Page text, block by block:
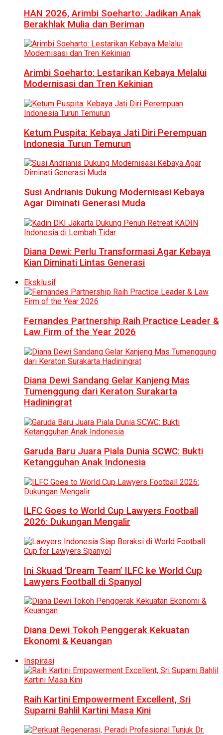
HAN 2026, Arimbi Soeharto: Jadikan Anak
Berakhlak Mulia dan Beriman
Arimbi Soeharto: Lestarikan Kebaya Melalui
Modernisasi dan Tren Kekinian
Ketum Puspita: Kebaya Jati Diri Perempuan
Indonesia Turun Temurun
Susi Andrianis Dukung Modernisasi Kebaya
Agar Diminati Generasi Muda
Diana Dewi: Perlu Transformasi Agar Kebaya
Kian Diminati Lintas Generasi
Eksklusif
Fernandes Partnership Raih Practice Leader &
Law Firm of the Year 2026
Diana Dewi Sandang Gelar Kanjeng Mas
Tumenggung dari Keraton Surakarta
Hadiningrat
Garuda Baru Juara Piala Dunia SCWC: Bukti
Ketangguhan Anak Indonesia
ILFC Goes to World Cup Lawyers Football
2026: Dukungan Mengalir
Ini Skuad ‘Dream Team’ ILFC ke World Cup
Lawyers Football di Spanyol
Diana Dewi Tokoh Penggerak Kekuatan
Ekonomi & Keuangan
Inspirasi
Raih Kartini Empowerment Excellent, Sri
Suparni Bahlil Kartini Masa Kini